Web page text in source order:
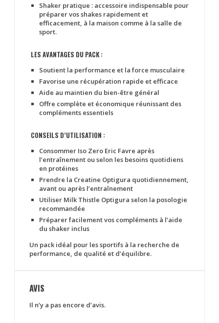
Shaker pratique : accessoire indispensable pour
préparer vos shakes rapidement et
efficacement, à la maison comme à la salle de
sport.
LES AVANTAGES DU PACK :
Soutient la performance et la force musculaire
Favorise une récupération rapide et efficace
Aide au maintien du bien-être général
Offre complète et économique réunissant des
compléments essentiels
CONSEILS D’UTILISATION :
Consommer Iso Zero Eric Favre après
l’entraînement ou selon les besoins quotidiens
en protéines
Prendre la Creatine Optigura quotidiennement,
avant ou après l’entraînement
Utiliser Milk Thistle Optigura selon la posologie
recommandée
Préparer facilement vos compléments à l’aide
dushaker inclus
Un pack idéal pour les sportifs à la recherche de
performance, de qualité et d’équilibre.
AVIS
Il n’y a pas encore d’avis.